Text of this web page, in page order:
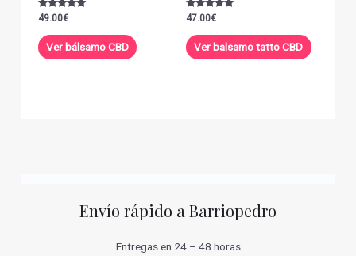
Valorado con
de 5
49.00€
Ver bálsamo CBD
Valorado con
de 5
47.00€
Ver balsamo tatto CBD
Envío rápido a Barriopedro
Entregas en 24 – 48 horas